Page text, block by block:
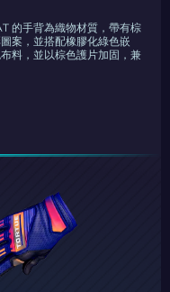
的手背為織物材質，帶有棕
案，並搭配橡膠化綠色嵌
料，並以棕色護片加固，兼